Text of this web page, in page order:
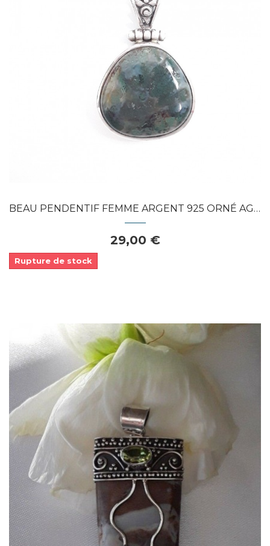
Dans mon panier
APERÇU RAPIDE
BEAU PENDENTIF FEMME ARGENT 925 ORNÉ AGATE...
29,00 €
Rupture de stock
APERÇU RAPIDE